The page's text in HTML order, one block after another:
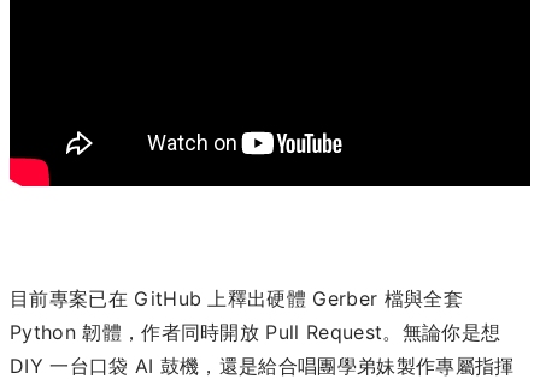
目前專案已在 GitHub 上釋出硬體 Gerber 檔與全套
Python 韌體，作者同時開放 Pull Request。無論你是想
DIY 一台口袋 AI 鼓機，還是給合唱團學弟妹製作專屬指揮